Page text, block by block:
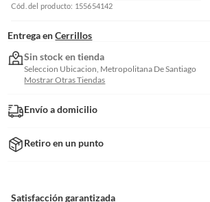
Cód. del producto: 155654142
Entrega en Cerrillos
Sin stock en tienda
Seleccion Ubicacion, Metropolitana De Santiago
Mostrar Otras Tiendas
Envío a domicilio
Retiro en un punto
Satisfacción garantizada